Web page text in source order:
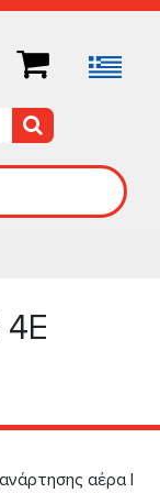
αέρα |